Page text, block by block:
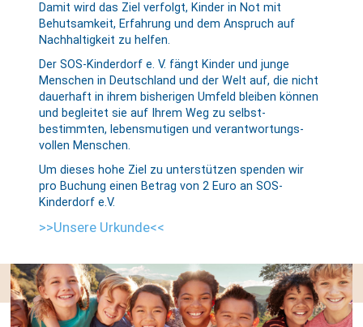
Damit wird das Ziel verfolgt, Kinder in Not mit
Behutsamkeit, Erfahrung und dem Anspruch auf
Nachhaltigkeit zu helfen.
Der SOS-Kinderdorf e. V. fängt Kinder und junge
Menschen in Deutschland und der Welt auf, die nicht
dauerhaft in ihrem bisherigen Umfeld bleiben können
und be­gleitet sie auf Ihrem Weg zu selbst­
bestimmten, lebens­mutigen und ver­antwortungs­
vollen Menschen.
Um dieses hohe Ziel zu unterstützen spenden wir
pro Buchung einen Betrag von 2 Euro an SOS-
Kinderdorf e.V.
>>Unsere Urkunde<<